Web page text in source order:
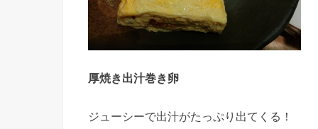
厚焼き出汁巻き卵
ジューシーで出汁がたっぷり出てくる！